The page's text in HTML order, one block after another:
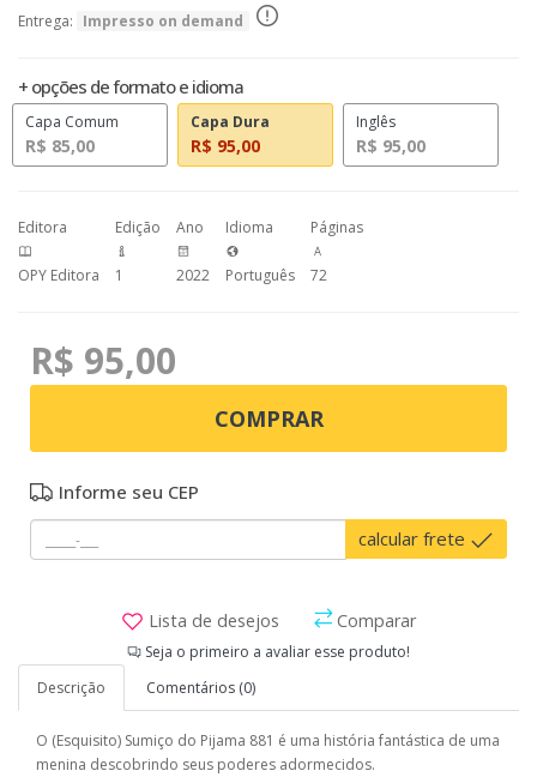
Entrega: Impresso on demand
+ opções de formato e idioma
Capa Comum
R$ 85,00
Capa Dura
R$ 95,00
Inglês
R$ 95,00
Editora
OPY Editora
Edição
1
Ano
2022
Idioma
Português
Páginas
72
R$ 95,00
COMPRAR
Informe seu CEP
calcular frete
Lista de desejos Comparar
Seja o primeiro a avaliar esse produto!
Descrição
Comentários (0)
O (Esquisito) Sumiço do Pijama 881 é uma história fantástica de uma
menina descobrindo seus poderes adormecidos.